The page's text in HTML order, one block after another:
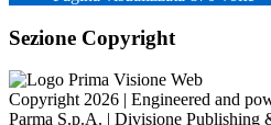
Sezione Copyright
Copyright 2026 | Engineered and
Parma S.p.A. | Divisione Publishing